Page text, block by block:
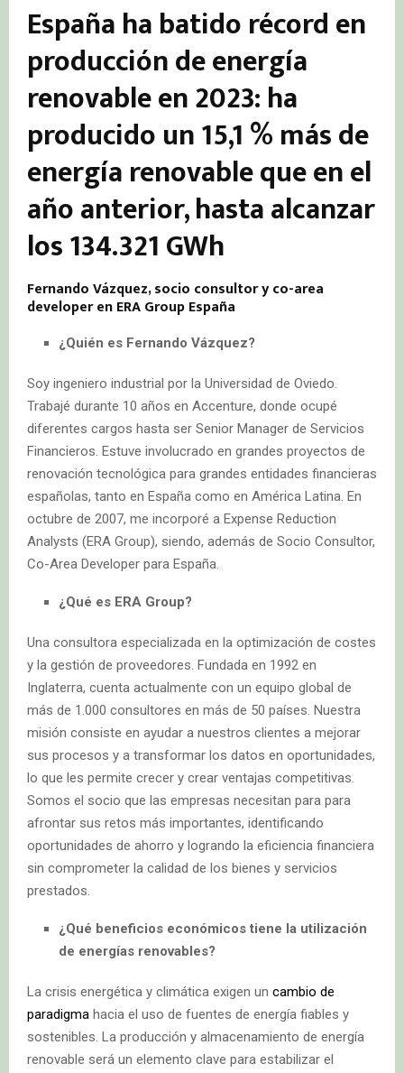
España ha batido récord en
producción de energía
renovable en 2023: ha
producido un 15,1 % más de
energía renovable que en el
año anterior, hasta alcanzar
los 134.321 GWh
Fernando Vázquez, socio consultor y co-area
developer en ERA Group España
¿Quién es Fernando Vázquez?
Soy ingeniero industrial por la Universidad de Oviedo.
Trabajé durante 10 años en Accenture, donde ocupé
diferentes cargos hasta ser Senior Manager de Servicios
Financieros. Estuve involucrado en grandes proyectos de
renovación tecnológica para grandes entidades financieras
españolas, tanto en España como en América Latina. En
octubre de 2007, me incorporé a Expense Reduction
Analysts (ERA Group), siendo, además de Socio Consultor,
Co-Area Developer para España.
¿Qué es ERA Group?
Una consultora especializada en la optimización de costes
y la gestión de proveedores. Fundada en 1992 en
Inglaterra, cuenta actualmente con un equipo global de
más de 1.000 consultores en más de 50 países. Nuestra
misión consiste en ayudar a nuestros clientes a mejorar
sus procesos y a transformar los datos en oportunidades,
lo que les permite crecer y crear ventajas competitivas.
Somos el socio que las empresas necesitan para para
afrontar sus retos más importantes, identificando
oportunidades de ahorro y logrando la eficiencia financiera
sin comprometer la calidad de los bienes y servicios
prestados.
¿Qué beneficios económicos tiene la utilización
de energías renovables?
La crisis energética y climática exigen un cambio de
paradigma hacia el uso de fuentes de energía fiables y
sostenibles. La producción y almacenamiento de energía
renovable será un elemento clave para estabilizar el